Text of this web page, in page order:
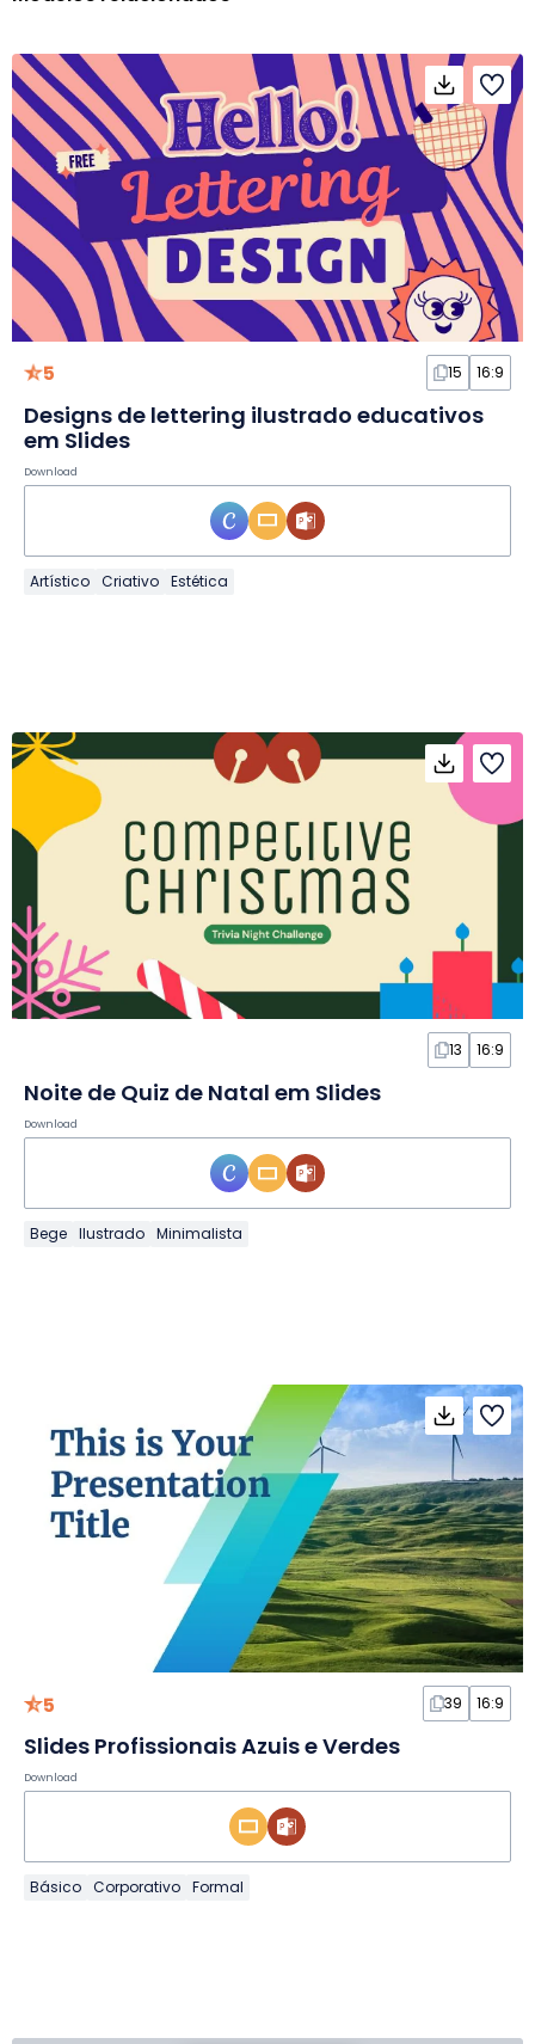
5 15 16:9
Designs de lettering ilustrado educativos
em Slides
Download
Artístico Criativo Estética
13 16:9
Noite de Quiz de Natal em Slides
Download
Bege Ilustrado Minimalista
5 39 16:9
Slides Profissionais Azuis e Verdes
Download
Básico Corporativo Formal